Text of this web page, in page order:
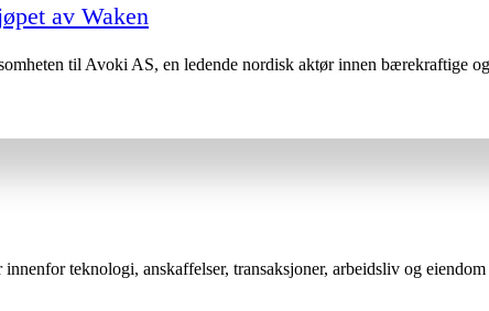
av Waken
til Avoki AS, en ledende nordisk aktør innen bærekraftige
teknologi, anskaffelser, transaksjoner, arbeidsliv og eiendom